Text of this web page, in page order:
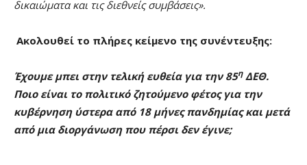
δικαιώματα και τις διεθνείς συμβάσεις».
Ακολουθεί το πλήρες κείμενο της συνέντευξης:
Έχουμε μπει στην τελική ευθεία για την 85ηΔΕΘ.
Ποιο είναι το πολιτικό ζητούμενο φέτος για την
κυβέρνηση ύστερα από 18 μήνες πανδημίας και μετά
από μια διοργάνωση που πέρσι δεν έγινε;